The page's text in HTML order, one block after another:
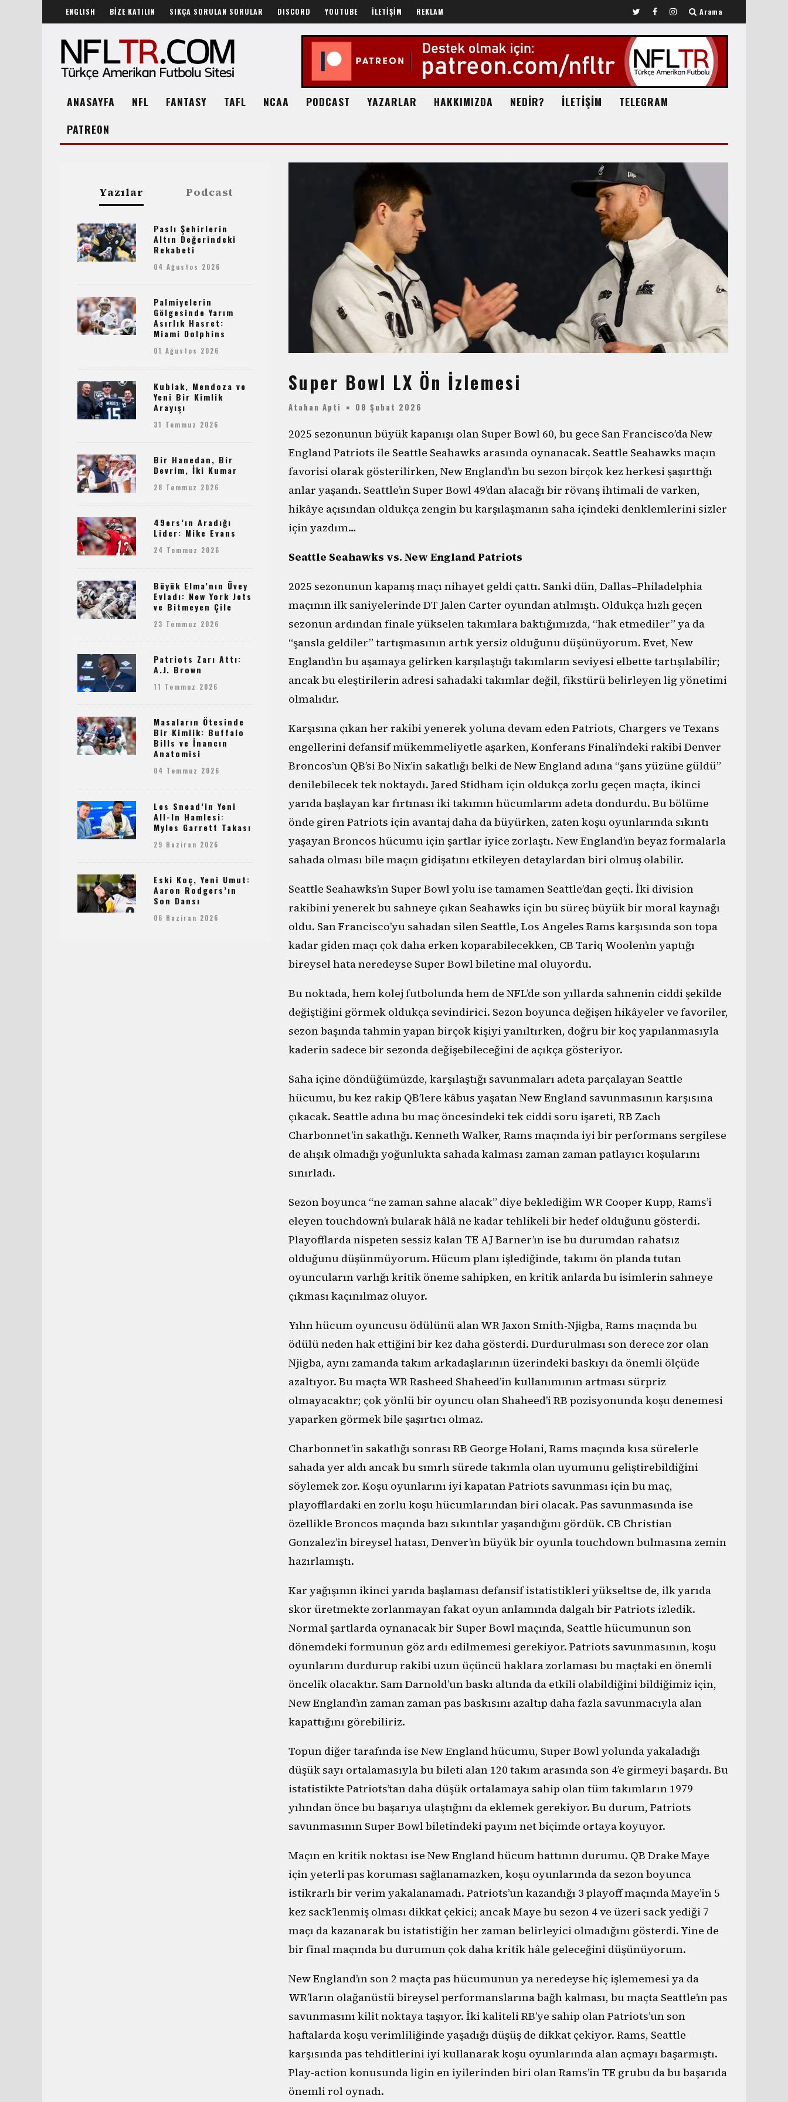
ENGLISH BİZE KATILIN SIKÇA SORULAN SORULAR DISCORD YOUTUBE İLETİŞİM REKLAM Arama
ANASAYFA NFL FANTASY TAFL NCAA PODCAST YAZARLAR HAKKIMIZDA NEDİR? İLETİŞİM
TELEGRAM
PATREON
Super Bowl LX Ön İzlemesi
Atahan Apti 08 Şubat 2026
2025 sezonunun büyük kapanışı olan Super Bowl 60, bu gece San Francisco’da New
England Patriots ile Seattle Seahawks arasında oynanacak. Seattle Seahawks maçın
favorisi olarak gösterilirken, New England’ın bu sezon birçok kez herkesi şaşırttığı
anlar yaşandı. Seattle’ın Super Bowl 49’dan alacağı bir rövanş ihtimali de varken,
hikâye açısından oldukça zengin bu karşılaşmanın saha içindeki denklemlerini sizler
için yazdım…
Seattle Seahawks vs. New England Patriots
2025 sezonunun kapanış maçı nihayet geldi çattı. Sanki dün, Dallas–Philadelphia
maçının ilk saniyelerinde DT Jalen Carter oyundan atılmıştı. Oldukça hızlı geçen
sezonun ardından finale yükselen takımlara baktığımızda, “hak etmediler” ya da
“şansla geldiler” tartışmasının artık yersiz olduğunu düşünüyorum. Evet, New
England’ın bu aşamaya gelirken karşılaştığı takımların seviyesi elbette tartışılabilir;
ancak bu eleştirilerin adresi sahadaki takımlar değil, fikstürü belirleyen lig yönetimi
olmalıdır.
Karşısına çıkan her rakibi yenerek yoluna devam eden Patriots, Chargers ve Texans
engellerini defansif mükemmeliyetle aşarken, Konferans Finali’ndeki rakibi Denver
Broncos’un QB’si Bo Nix’in sakatlığı belki de New England adına “şans yüzüne güldü”
denilebilecek tek noktaydı. Jared Stidham için oldukça zorlu geçen maçta, ikinci
yarıda başlayan kar fırtınası iki takımın hücumlarını adeta dondurdu. Bu bölüme
önde giren Patriots için avantaj daha da büyürken, zaten koşu oyunlarında sıkıntı
yaşayan Broncos hücumu için şartlar iyice zorlaştı. New England’ın beyaz formalarla
sahada olması bile maçın gidişatını etkileyen detaylardan biri olmuş olabilir.
Seattle Seahawks’ın Super Bowl yolu ise tamamen Seattle’dan geçti. İki division
rakibini yenerek bu sahneye çıkan Seahawks için bu süreç büyük bir moral kaynağı
oldu. San Francisco’yu sahadan silen Seattle, Los Angeles Rams karşısında son topa
kadar giden maçı çok daha erken koparabilecekken, CB Tariq Woolen’ın yaptığı
bireysel hata neredeyse Super Bowl biletine mal oluyordu.
Bu noktada, hem kolej futbolunda hem de NFL’de son yıllarda sahnenin ciddi şekilde
değiştiğini görmek oldukça sevindirici. Sezon boyunca değişen hikâyeler ve favoriler,
sezon başında tahmin yapan birçok kişiyi yanıltırken, doğru bir koç yapılanmasıyla
kaderin sadece bir sezonda değişebileceğini de açıkça gösteriyor.
Saha içine döndüğümüzde, karşılaştığı savunmaları adeta parçalayan Seattle
hücumu, bu kez rakip QB’lere kâbus yaşatan New England savunmasının karşısına
çıkacak. Seattle adına bu maç öncesindeki tek ciddi soru işareti, RB Zach
Charbonnet’in sakatlığı. Kenneth Walker, Rams maçında iyi bir performans sergilese
de alışık olmadığı yoğunlukta sahada kalması zaman zaman patlayıcı koşularını
sınırladı.
Sezon boyunca “ne zaman sahne alacak” diye beklediğim WR Cooper Kupp, Rams’i
eleyen touchdown’ı bularak hâlâ ne kadar tehlikeli bir hedef olduğunu gösterdi.
Playofflarda nispeten sessiz kalan TE AJ Barner’ın ise bu durumdan rahatsız
olduğunu düşünmüyorum. Hücum planı işlediğinde, takımı ön planda tutan
oyuncuların varlığı kritik öneme sahipken, en kritik anlarda bu isimlerin sahneye
çıkması kaçınılmaz oluyor.
Yılın hücum oyuncusu ödülünü alan WR Jaxon Smith-Njigba, Rams maçında bu
ödülü neden hak ettiğini bir kez daha gösterdi. Durdurulması son derece zor olan
Njigba, aynı zamanda takım arkadaşlarının üzerindeki baskıyı da önemli ölçüde
azaltıyor. Bu maçta WR Rasheed Shaheed’in kullanımının artması sürpriz
olmayacaktır; çok yönlü bir oyuncu olan Shaheed’i RB pozisyonunda koşu denemesi
yaparken görmek bile şaşırtıcı olmaz.
Charbonnet’in sakatlığı sonrası RB George Holani, Rams maçında kısa sürelerle
sahada yer aldı ancak bu sınırlı sürede takımla olan uyumunu geliştirebildiğini
söylemek zor. Koşu oyunlarını iyi kapatan Patriots savunması için bu maç,
playofflardaki en zorlu koşu hücumlarından biri olacak. Pas savunmasında ise
özellikle Broncos maçında bazı sıkıntılar yaşandığını gördük. CB Christian
Gonzalez’in bireysel hatası, Denver’ın büyük bir oyunla touchdown bulmasına zemin
hazırlamıştı.
Kar yağışının ikinci yarıda başlaması defansif istatistikleri yükseltse de, ilk yarıda
skor üretmekte zorlanmayan fakat oyun anlamında dalgalı bir Patriots izledik.
Normal şartlarda oynanacak bir Super Bowl maçında, Seattle hücumunun son
dönemdeki formunun göz ardı edilmemesi gerekiyor. Patriots savunmasının, koşu
oyunlarını durdurup rakibi uzun üçüncü haklara zorlaması bu maçtaki en önemli
öncelik olacaktır. Sam Darnold’un baskı altında da etkili olabildiğini bildiğimiz için,
New England’ın zaman zaman pas baskısını azaltıp daha fazla savunmacıyla alan
kapattığını görebiliriz.
Topun diğer tarafında ise New England hücumu, Super Bowl yolunda yakaladığı
düşük sayı ortalamasıyla bu bileti alan 120 takım arasında son 4’e girmeyi başardı. Bu
istatistikte Patriots’tan daha düşük ortalamaya sahip olan tüm takımların 1979
yılından önce bu başarıya ulaştığını da eklemek gerekiyor. Bu durum, Patriots
savunmasının Super Bowl biletindeki payını net biçimde ortaya koyuyor.
Maçın en kritik noktası ise New England hücum hattının durumu. QB Drake Maye
için yeterli pas koruması sağlanamazken, koşu oyunlarında da sezon boyunca
istikrarlı bir verim yakalanamadı. Patriots’un kazandığı 3 playoff maçında Maye’in 5
kez sack’lenmiş olması dikkat çekici; ancak Maye bu sezon 4 ve üzeri sack yediği 7
maçı da kazanarak bu istatistiğin her zaman belirleyici olmadığını gösterdi. Yine de
bir final maçında bu durumun çok daha kritik hâle geleceğini düşünüyorum.
New England’ın son 2 maçta pas hücumunun ya neredeyse hiç işlememesi ya da
WR’ların olağanüstü bireysel performanslarına bağlı kalması, bu maçta Seattle’ın pas
savunmasını kilit noktaya taşıyor. İki kaliteli RB’ye sahip olan Patriots’un son
haftalarda koşu verimliliğinde yaşadığı düşüş de dikkat çekiyor. Rams, Seattle
karşısında pas tehditlerini iyi kullanarak koşu oyunlarında alan açmayı başarmıştı.
Play-action konusunda ligin en iyilerinden biri olan Rams’in TE grubu da bu başarıda
önemli rol oynadı.
Yazılar Podcast
Paslı Şehirlerin
Altın Değerindeki
Rekabeti
04 Ağustos 2026
Palmiyelerin
Gölgesinde Yarım
Asırlık Hasret:
Miami Dolphins
01 Ağustos 2026
Kubiak, Mendoza ve
Yeni Bir Kimlik
Arayışı
31 Temmuz 2026
Bir Hanedan, Bir
Devrim, İki Kumar
28 Temmuz 2026
49ers’ın Aradığı
Lider: Mike Evans
24 Temmuz 2026
Büyük Elma’nın Üvey
Evladı: New York Jets
ve Bitmeyen Çile
23 Temmuz 2026
Patriots Zarı Attı:
A.J. Brown
11 Temmuz 2026
Masaların Ötesinde
Bir Kimlik: Buffalo
Bills ve İnancın
Anatomisi
04 Temmuz 2026
Les Snead’in Yeni
All-In Hamlesi:
Myles Garrett Takası
29 Haziran 2026
Eski Koç, Yeni Umut:
Aaron Rodgers’ın
Son Dansı
06 Haziran 2026